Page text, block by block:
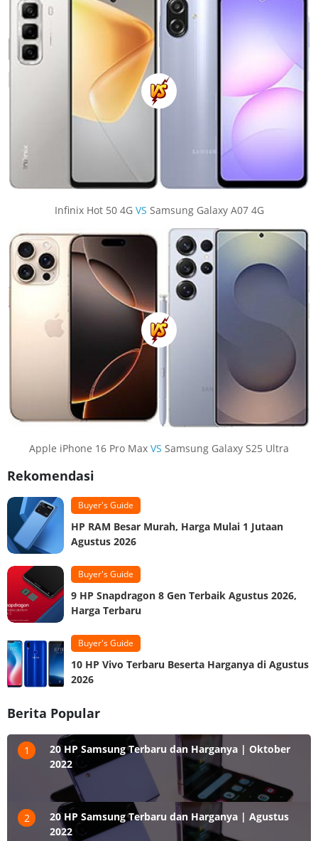
Infinix Hot 50 4G VS Samsung Galaxy A07 4G
Apple iPhone 16 Pro Max VS Samsung Galaxy S25 Ultra
Rekomendasi
Buyer's Guide
HP RAM Besar Murah, Harga Mulai 1 Jutaan
Agustus 2026
Buyer's Guide
9 HP Snapdragon 8 Gen Terbaik Agustus 2026,
Harga Terbaru
Buyer's Guide
10 HP Vivo Terbaru Beserta Harganya di Agustus
2026
Berita Popular
1
20 HP Samsung Terbaru dan Harganya | Oktober
2022
2
20 HP Samsung Terbaru dan Harganya | Agustus
2022